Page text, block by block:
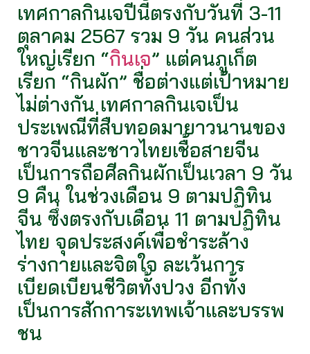
เทศกาลกินเจปีนี้ตรงกับวันที่ 3-11
ตุลาคม 2567 รวม 9 วัน คนส่วน
ใหญ่เรียก “กินเจ” แต่คนภูเก็ต
เรียก “กินผัก” ชื่อต่างแต่เป้าหมาย
ไม่ต่างกัน เทศกาลกินเจเป็น
ประเพณีที่สืบทอดมายาวนานของ
ชาวจีนและชาวไทยเชื้อสายจีน
เป็นการถือศีลกินผักเป็นเวลา 9 วัน
9 คืน ในช่วงเดือน 9 ตามปฏิทิน
จีน ซึ่งตรงกับเดือน 11 ตามปฏิทิน
ไทย จุดประสงค์เพื่อชำระล้าง
ร่างกายและจิตใจ ละเว้นการ
เบียดเบียนชีวิตทั้งปวง อีกทั้ง
เป็นการสักการะเทพเจ้าและบรรพ
ชน